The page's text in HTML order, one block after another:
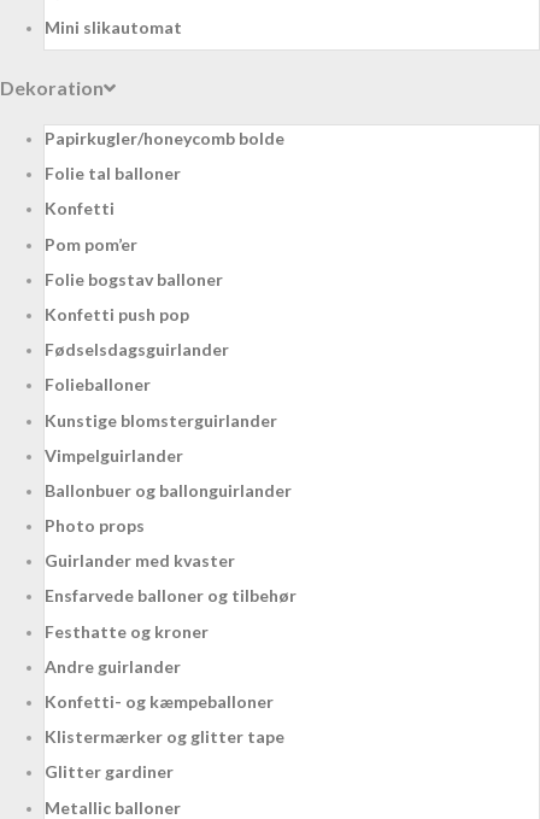
Mini slikautomat
Dekoration
Papirkugler/honeycomb bolde
Folie tal balloner
Konfetti
Pom pom’er
Folie bogstav balloner
Konfetti push pop
Fødselsdagsguirlander
Folieballoner
Kunstige blomsterguirlander
Vimpelguirlander
Ballonbuer og ballonguirlander
Photo props
Guirlander med kvaster
Ensfarvede balloner og tilbehør
Festhatte og kroner
Andre guirlander
Konfetti- og kæmpeballoner
Klistermærker og glitter tape
Glitter gardiner
Metallic balloner